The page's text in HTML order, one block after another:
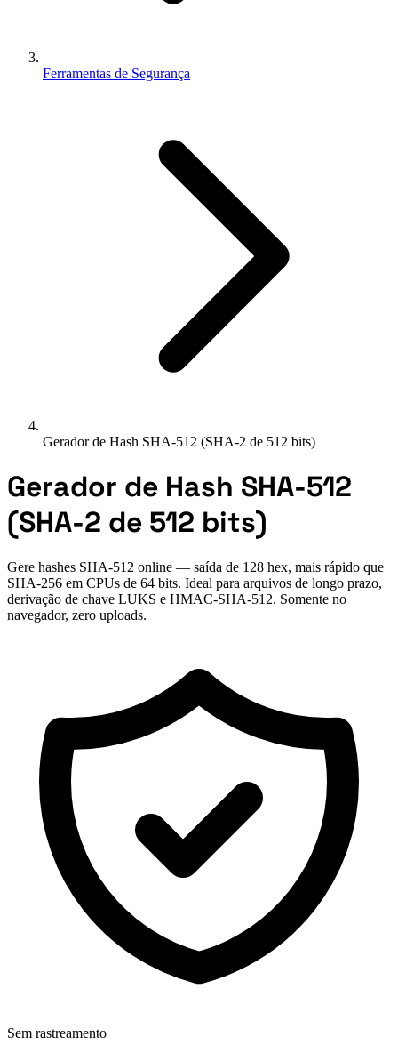
Ferramentas de Segurança
Gerador de Hash SHA-512 (SHA-2 de 512 bits)
Gerador de Hash SHA-512
(SHA-2 de 512 bits)
Gere hashes SHA-512 online — saída de 128 hex, mais rápido que
SHA-256 em CPUs de 64 bits. Ideal para arquivos de longo prazo,
derivação de chave LUKS e HMAC-SHA-512. Somente no
navegador, zero uploads.
Sem rastreamento